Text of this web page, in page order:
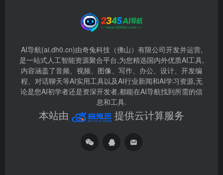
AI导航(ai.dh0.cn)由奇兔科技（佛山）有限公司开发并运营,
是一站式人工智能资源聚合平台,为您精选国内外优质AI工具,
内容涵盖了音频、视频、图像、写作、办公、设计、开发编
程、对话聊天等AI实用工具以及AI行业新闻和AI学习资源,无
论是您AI初学者还是资深开发者,都能在AI导航找到所需的信
息和工具.
本站由 提供云计算服务